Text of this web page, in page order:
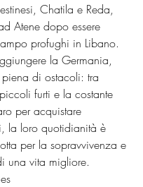
Chatila e Reda,
Atene dopo essere
profughi in Libano.
la Germania,
di ostacoli: tra
furti e la costante
per acquistare
la loro quotidianità è
per la sopravvivenza e
una vita migliore.